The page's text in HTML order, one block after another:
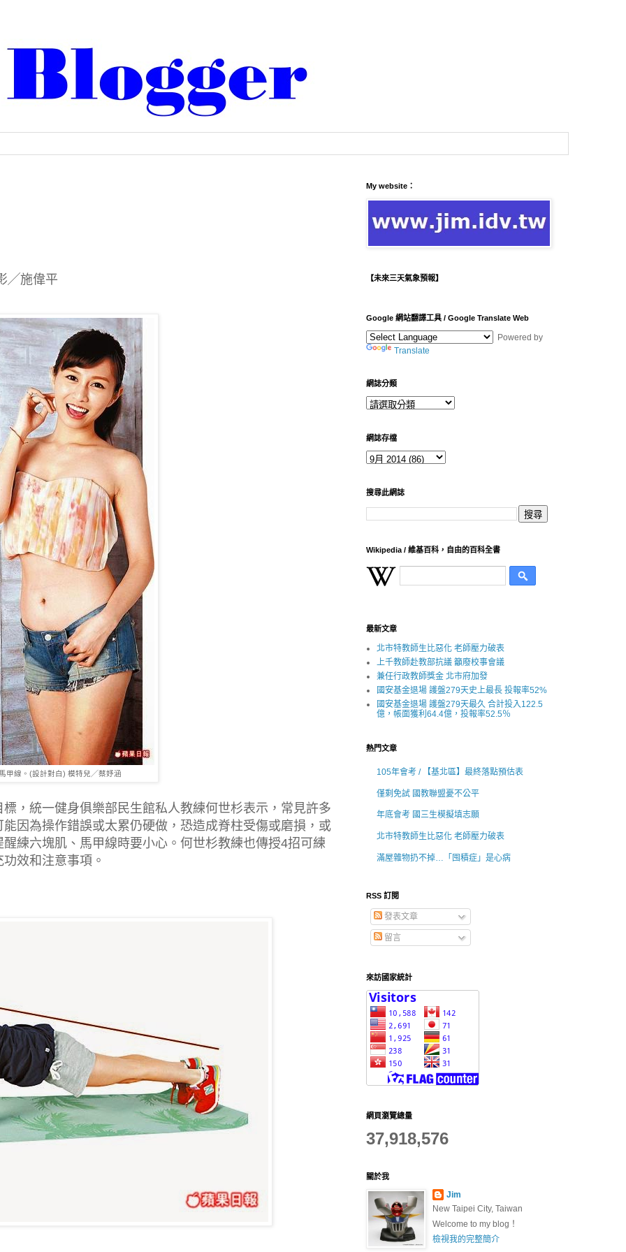
╱施偉平
甲線。(設計對白) 模特兒╱蔡妤涵
，統一健身俱樂部民生館私人教練何世杉表示，常見許多
因為操作錯誤或太累仍硬做，恐造成脊柱受傷或磨損，或
練六塊肌、馬甲線時要小心。何世杉教練也傳授4招可練
效和注意事項。
My website：
【未來三天氣象預報】
Google 網站翻譯工具 / Google Translate Web
Powered by
Translate
網誌分類
網誌存檔
搜尋此網誌
Wikipedia / 維基百科，自由的百科全書
最新文章
北市特教師生比惡化 老師壓力破表
上千教師赴教部抗議 籲廢校事會議
兼任行政教師獎金 北市府加發
國安基金退場 護盤279天史上最長 投報率52%
國安基金退場 護盤279天最久 合計投入122.5
億，帳面獲利64.4億，投報率52.5％
熱門文章
105年會考 / 【基北區】最終落點預估表
僅剩免試 國教聯盟憂不公平
年底會考 國三生模擬填志願
北市特教師生比惡化 老師壓力破表
滿屋雜物扔不掉…「囤積症」是心病
RSS 訂閱
發表文章
留言
來訪國家統計
網頁瀏覽總量
37,918,576
關於我
Jim
New Taipei City, Taiwan
Welcome to my blog！
檢視我的完整簡介